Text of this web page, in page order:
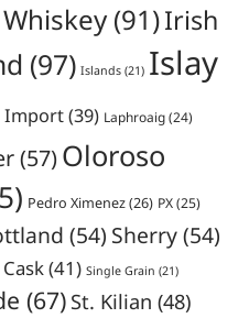
(91)Irish
(97) Islands(21) Islay
Import(39) Laphroaig(24)
(57)Oloroso
Pedro Ximenez(26) PX(25)
(54) Sherry(54)
(41) Single Grain (21)
(67) St. Kilian (48)